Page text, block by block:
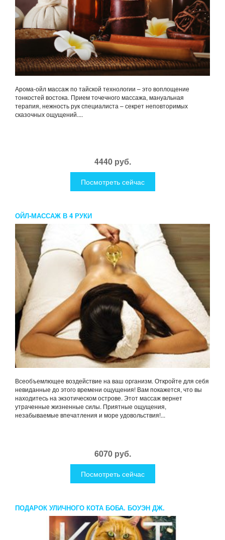
Арома-ойл массаж по тайской технологии – это воплощение
тонкостей востока. Прием точечного массажа, мануальная
терапия, нежность рук специалиста – секрет неповторимых
сказочных ощущений....
4440 руб.
Посмотреть сейчас
ОЙЛ-МАССАЖ В 4 РУКИ
Всеобъемлющее воздействие на ваш организм. Откройте для себя
невиданные до этого времени ощущения! Вам покажется, что вы
находитесь на экзотическом острове. Этот массаж вернет
утраченные жизненные силы. Приятные ощущения,
незабываемые впечатления и море удовольствия!...
6070 руб.
Посмотреть сейчас
ПОДАРОК УЛИЧНОГО КОТА БОБА. БОУЭН ДЖ.